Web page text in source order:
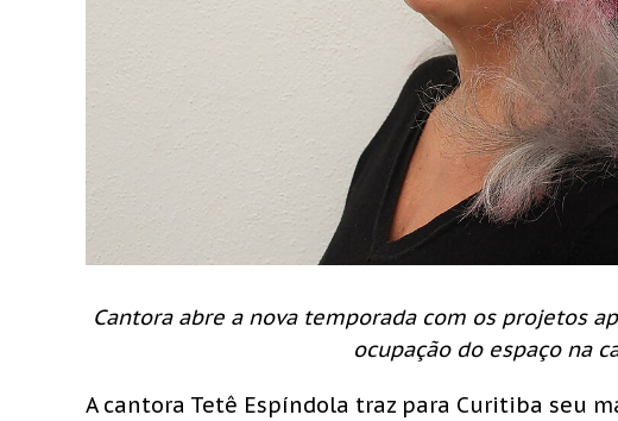
Cantora abre a nova temporada com os projetos
ocupação do espaço na
A cantora Tetê Espíndola traz para Curitiba seu